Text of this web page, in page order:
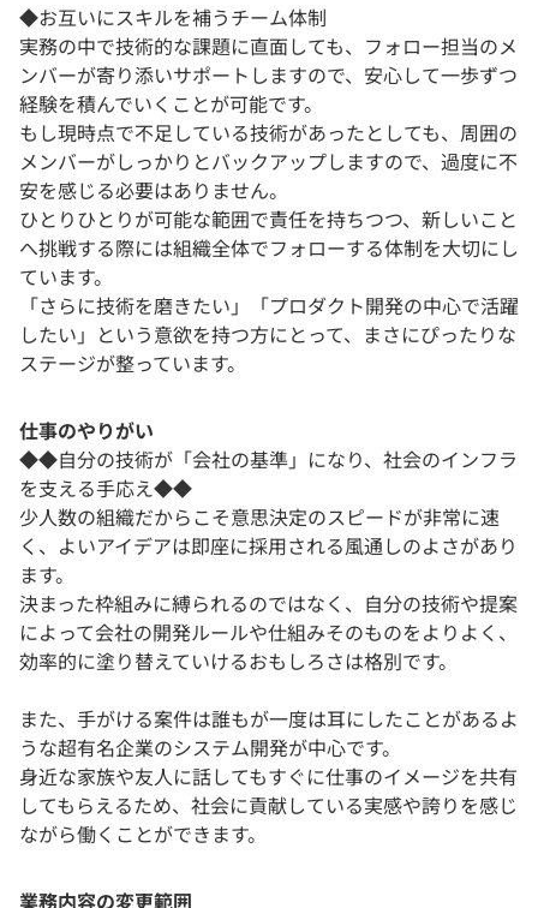
◆お互いにスキルを補うチーム体制
実務の中で技術的な課題に直面しても、フォロー担当のメ
ンバーが寄り添いサポートしますので、安心して一歩ずつ
経験を積んでいくことが可能です。
もし現時点で不足している技術があったとしても、周囲の
メンバーがしっかりとバックアップしますので、過度に不
安を感じる必要はありません。
ひとりひとりが可能な範囲で責任を持ちつつ、新しいこと
へ挑戦する際には組織全体でフォローする体制を大切にし
ています。
「さらに技術を磨きたい」「プロダクト開発の中心で活躍
したい」という意欲を持つ方にとって、まさにぴったりな
ステージが整っています。
仕事のやりがい
◆◆自分の技術が「会社の基準」になり、社会のインフラ
を支える手応え◆◆
少人数の組織だからこそ意思決定のスピードが非常に速
く、よいアイデアは即座に採用される風通しのよさがあり
ます。
決まった枠組みに縛られるのではなく、自分の技術や提案
によって会社の開発ルールや仕組みそのものをよりよく、
効率的に塗り替えていけるおもしろさは格別です。
また、手がける案件は誰もが一度は耳にしたことがあるよ
うな超有名企業のシステム開発が中心です。
身近な家族や友人に話してもすぐに仕事のイメージを共有
してもらえるため、社会に貢献している実感や誇りを感じ
ながら働くことができます。
業務内容の変更範囲